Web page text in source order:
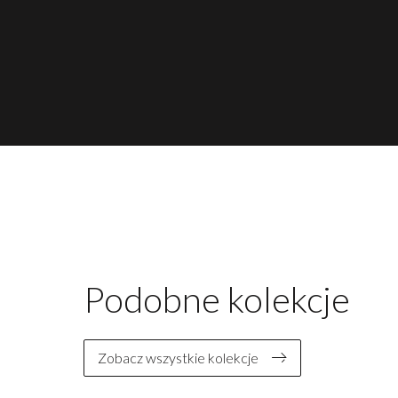
Podobne kolekcje
Zobacz wszystkie kolekcje